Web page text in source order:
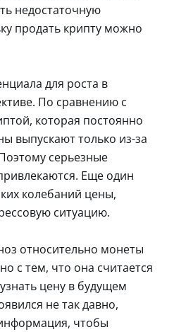
недостаточную
продать крипту можно
для роста в
По сравнению с
которая постоянно
выпускают только из-за
серьезные
Еще один
колебаний цены,
ситуацию.
относительно монеты
с тем, что она считается
цену в будущем
не так давно,
чтобы